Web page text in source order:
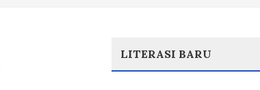
LITERASI BARU